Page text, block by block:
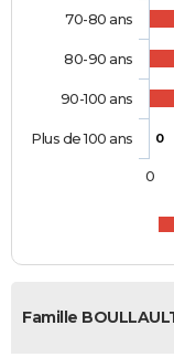
0
70-80 ans
80-90 ans
90-100 ans
Plus de 100 ans
0
Famille